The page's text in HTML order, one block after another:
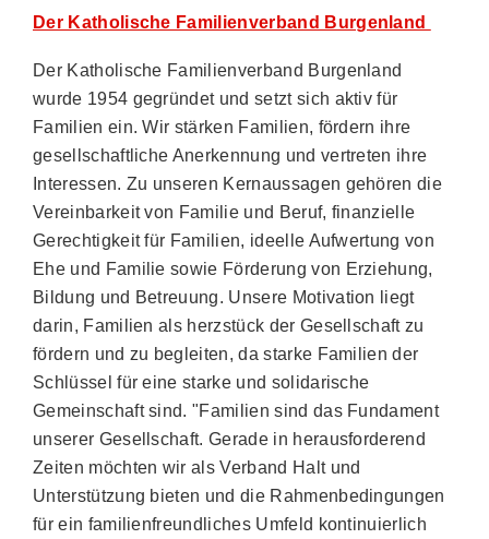
Der Katholische Familienverband Burgenland
Der Katholische Familienverband Burgenland
wurde 1954 gegründet und setzt sich aktiv für
Familien ein. Wir stärken Familien, fördern ihre
gesellschaftliche Anerkennung und vertreten ihre
Interessen. Zu unseren Kernaussagen gehören die
Vereinbarkeit von Familie und Beruf, finanzielle
Gerechtigkeit für Familien, ideelle Aufwertung von
Ehe und Familie sowie Förderung von Erziehung,
Bildung und Betreuung. Unsere Motivation liegt
darin, Familien als herzstück der Gesellschaft zu
fördern und zu begleiten, da starke Familien der
Schlüssel für eine starke und solidarische
Gemeinschaft sind. "Familien sind das Fundament
unserer Gesellschaft. Gerade in herausforderend
Zeiten möchten wir als Verband Halt und
Unterstützung bieten und die Rahmenbedingungen
für ein familienfreundliches Umfeld kontinuierlich